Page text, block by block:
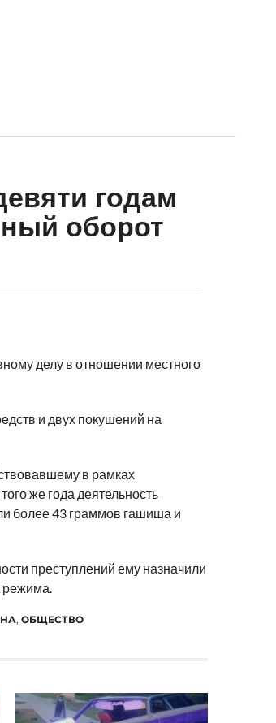
годам
оборот
делу в отношении местного
и двух покушений на
в рамках
же года деятельность
более 43 граммов гашиша и
преступлений ему назначили
режима.
, ОБЩЕСТВО